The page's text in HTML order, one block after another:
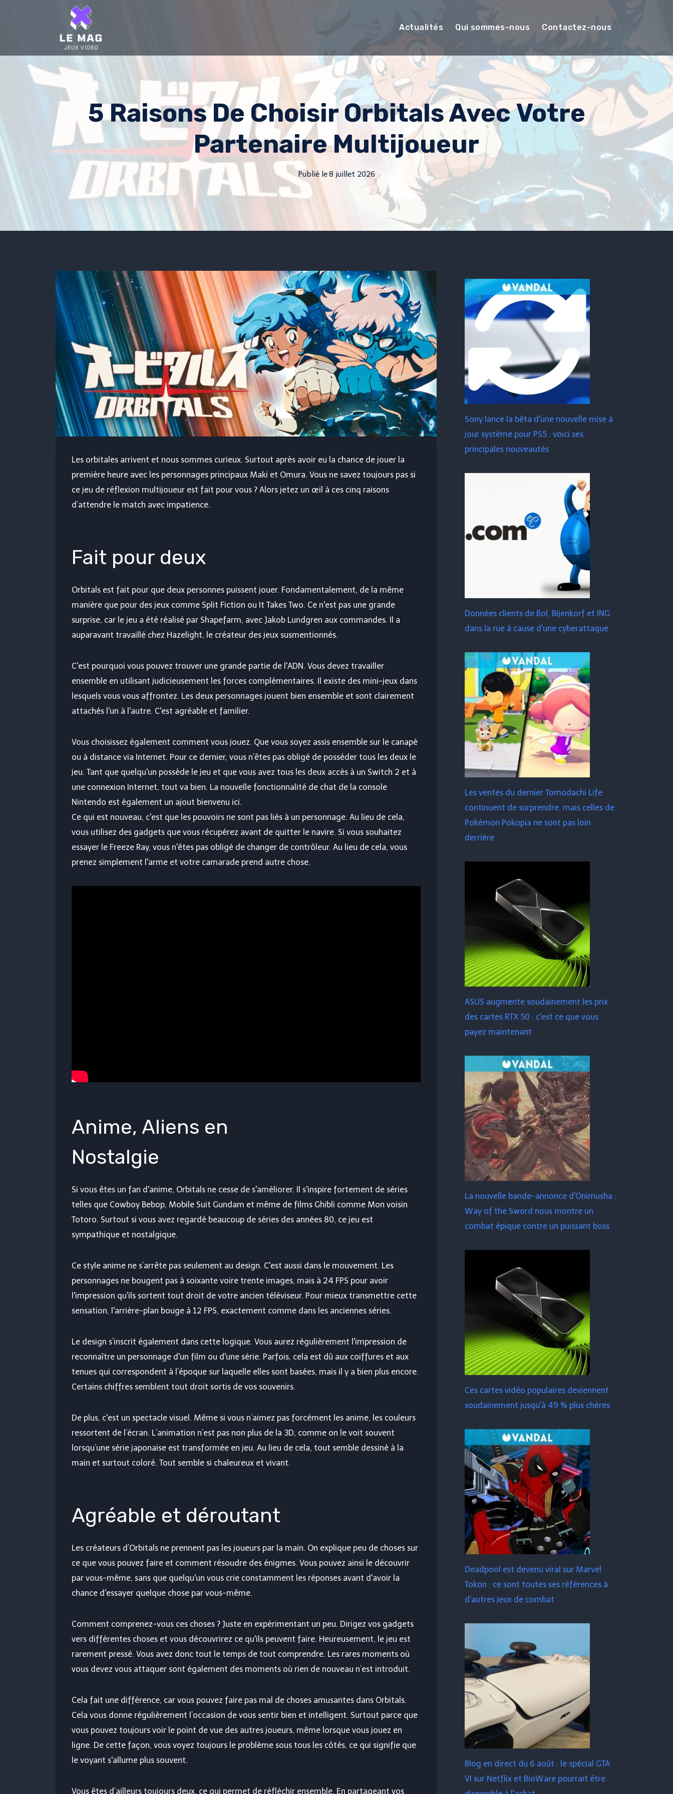
Actualités Qui sommes-nous Contactez-nous
5 Raisons De Choisir Orbitals Avec Votre
Partenaire Multijoueur
Publié le8 juillet 2026
Les orbitales arrivent et nous sommes curieux. Surtout après avoir eu la chance de jouer la
première heure avec les personnages principaux Maki et Omura. Vous ne savez toujours pas si
ce jeu de réflexion multijoueur est fait pour vous ? Alors jetez un œil à ces cinq raisons
d’attendre le match avec impatience.
Fait pour deux
Orbitals est fait pour que deux personnes puissent jouer. Fondamentalement, de la même
manière que pour des jeux comme Split Fiction ou It Takes Two. Ce n'est pas une grande
surprise, car le jeu a été réalisé par Shapefarm, avec Jakob Lundgren aux commandes. Il a
auparavant travaillé chez Hazelight, le créateur des jeux susmentionnés.
C'est pourquoi vous pouvez trouver une grande partie de l'ADN. Vous devez travailler
ensemble en utilisant judicieusement les forces complémentaires. Il existe des mini-jeux dans
lesquels vous vous affrontez. Les deux personnages jouent bien ensemble et sont clairement
attachés l'un à l'autre. C'est agréable et familier.
Vous choisissez également comment vous jouez. Que vous soyez assis ensemble sur le canapé
ou à distance via Internet. Pour ce dernier, vous n’êtes pas obligé de posséder tous les deux le
jeu. Tant que quelqu'un possède le jeu et que vous avez tous les deux accès à un Switch 2 et à
une connexion Internet, tout va bien. La nouvelle fonctionnalité de chat de la console
Nintendo est également un ajout bienvenu ici.
Ce qui est nouveau, c'est que les pouvoirs ne sont pas liés à un personnage. Au lieu de cela,
vous utilisez des gadgets que vous récupérez avant de quitter le navire. Si vous souhaitez
essayer le Freeze Ray, vous n'êtes pas obligé de changer de contrôleur. Au lieu de cela, vous
prenez simplement l'arme et votre camarade prend autre chose.
Anime, Aliens en
Nostalgie
Si vous êtes un fan d'anime, Orbitals ne cesse de s'améliorer. Il s'inspire fortement de séries
telles que Cowboy Bebop, Mobile Suit Gundam et même de films Ghibli comme Mon voisin
Totoro. Surtout si vous avez regardé beaucoup de séries des années 80, ce jeu est
sympathique et nostalgique.
Ce style anime ne s’arrête pas seulement au design. C'est aussi dans le mouvement. Les
personnages ne bougent pas à soixante voire trente images, mais à 24 FPS pour avoir
l'impression qu'ils sortent tout droit de votre ancien téléviseur. Pour mieux transmettre cette
sensation, l'arrière-plan bouge à 12 FPS, exactement comme dans les anciennes séries.
Le design s’inscrit également dans cette logique. Vous aurez régulièrement l'impression de
reconnaître un personnage d'un film ou d'une série. Parfois, cela est dû aux coiffures et aux
tenues qui correspondent à l’époque sur laquelle elles sont basées, mais il y a bien plus encore.
Certains chiffres semblent tout droit sortis de vos souvenirs.
De plus, c'est un spectacle visuel. Même si vous n’aimez pas forcément les anime, les couleurs
ressortent de l’écran. L’animation n’est pas non plus de la 3D, comme on le voit souvent
lorsqu’une série japonaise est transformée en jeu. Au lieu de cela, tout semble dessiné à la
main et surtout coloré. Tout semble si chaleureux et vivant.
Agréable et déroutant
Les créateurs d’Orbitals ne prennent pas les joueurs par la main. On explique peu de choses sur
ce que vous pouvez faire et comment résoudre des énigmes. Vous pouvez ainsi le découvrir
par vous-même, sans que quelqu'un vous crie constamment les réponses avant d'avoir la
chance d'essayer quelque chose par vous-même.
Comment comprenez-vous ces choses ? Juste en expérimentant un peu. Dirigez vos gadgets
vers différentes choses et vous découvrirez ce qu'ils peuvent faire. Heureusement, le jeu est
rarement pressé. Vous avez donc tout le temps de tout comprendre. Les rares moments où
vous devez vous attaquer sont également des moments où rien de nouveau n’est introduit.
Cela fait une différence, car vous pouvez faire pas mal de choses amusantes dans Orbitals.
Cela vous donne régulièrement l’occasion de vous sentir bien et intelligent. Surtout parce que
vous pouvez toujours voir le point de vue des autres joueurs, même lorsque vous jouez en
ligne. De cette façon, vous voyez toujours le problème sous tous les côtés, ce qui signifie que
le voyant s'allume plus souvent.
Vous êtes d’ailleurs toujours deux, ce qui permet de réfléchir ensemble. En partageant vos
Sony lance la bêta d'une nouvelle mise à
jour système pour PS5 : voici ses
principales nouveautés
Données clients de Bol, Bijenkorf et ING
dans la rue à cause d'une cyberattaque
Les ventes du dernier Tomodachi Life
continuent de surprendre, mais celles de
Pokémon Pokopia ne sont pas loin
derrière
ASUS augmente soudainement les prix
des cartes RTX 50 : c'est ce que vous
payez maintenant
La nouvelle bande-annonce d'Onimusha :
Way of the Sword nous montre un
combat épique contre un puissant boss
Ces cartes vidéo populaires deviennent
soudainement jusqu'à 49 % plus chères
Deadpool est devenu viral sur Marvel
Tokon : ce sont toutes ses références à
d'autres jeux de combat
Blog en direct du 6 août : le spécial GTA
VI sur Netflix et BioWare pourrait être